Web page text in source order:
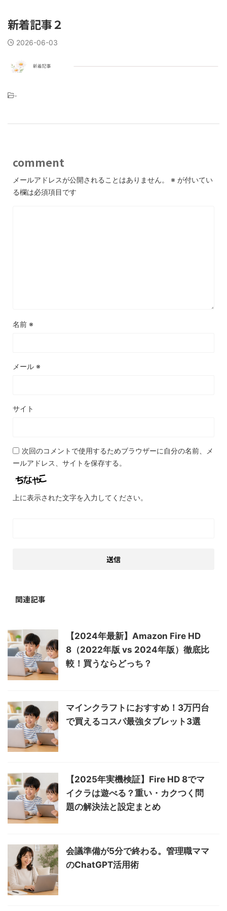
新着記事２
2026-06-03
-
comment
メールアドレスが公開されることはありません。 ※ が付いてい
る欄は必須項目です
名前 ※
メール ※
サイト
次回のコメントで使用するためブラウザーに自分の名前、メ
ールアドレス、サイトを保存する。
上に表示された文字を入力してください。
関連記事
【2024年最新】Amazon Fire HD
8（2022年版 vs 2024年版）徹底比
較！買うならどっち？
マインクラフトにおすすめ！3万円台
で買えるコスパ最強タブレット3選
【2025年実機検証】Fire HD 8でマ
イクラは遊べる？重い・カクつく問
題の解決法と設定まとめ
会議準備が5分で終わる。管理職ママ
のChatGPT活用術